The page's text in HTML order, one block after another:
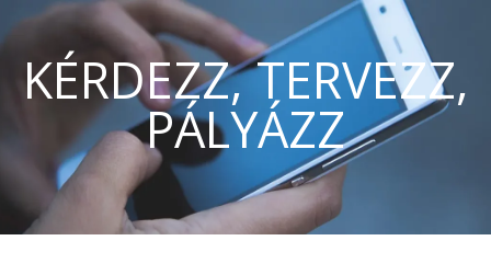
KÉRDEZZ, TERVEZZ,
PÁLYÁZZ